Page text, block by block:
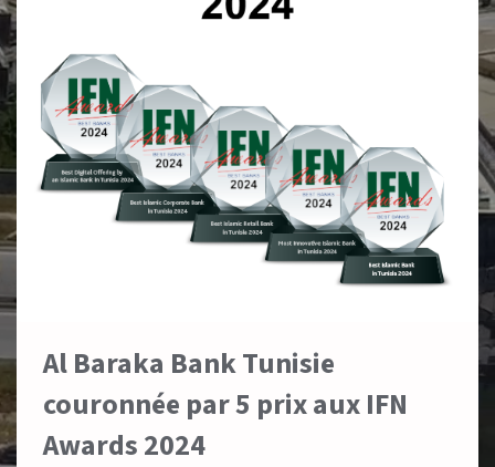
Al Baraka Bank Tunisie
couronnée par 5 prix aux IFN
Awards 2024